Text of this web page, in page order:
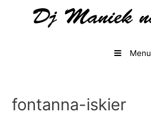
Menu
fontanna-iskier